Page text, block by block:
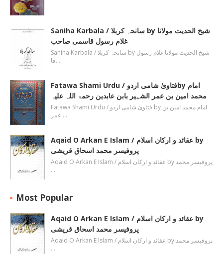
Saniha Karbala / سانحہ کربلا by شیخ الحدیث مولانا
غلام رسول قاسمی صاحب
Saniha Karbala / سانحہ کربلا by شیخ الحدیث مولانا غلام رسول
قا…
Fatawa Shami Urdu / فتاویٰ شامی اردوby امام
محمد امین بن عمر الشہیر بابن عابدین رحمۃ اللہ علیہ
Fatawa Shami Urdu / فتاویٰ شامی اردو by امام محمد امین بن
عمر …
Aqaid O Arkan E Islam / عقائد و ارکان اسلام by
پروفیسر محمد اسحاق قریشی
Aqaid O Arkan E Islam / عقائد و ارکان اسلام by پروفیسر محمد
…
Most Popular
Aqaid O Arkan E Islam / عقائد و ارکان اسلام by
پروفیسر محمد اسحاق قریشی
Aqaid O Arkan E Islam / عقائد و ارکان اسلام by پروفیسر محمد
…